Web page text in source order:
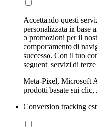
Accettando questi
personalizzata in base
o promozioni per il
comportamento di
successo. Con il tuo
seguenti servizi di
Meta-Pixel, Microsoft
prodotti basate sui clic,
Conversion tracking